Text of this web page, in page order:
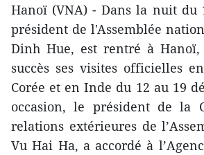
Hanoï (VNA) - Dans la nuit du
président de l'Assemblée
Dinh Hue, est rentré à
succès ses visites officielles
Corée et en Inde du 12 au 19
occasion, le président de la
relations extérieures de
Vu Hai Ha, a accordé à